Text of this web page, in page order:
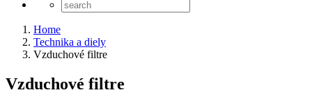
Home
Technika a diely
Vzduchové filtre
Vzduchové filtre